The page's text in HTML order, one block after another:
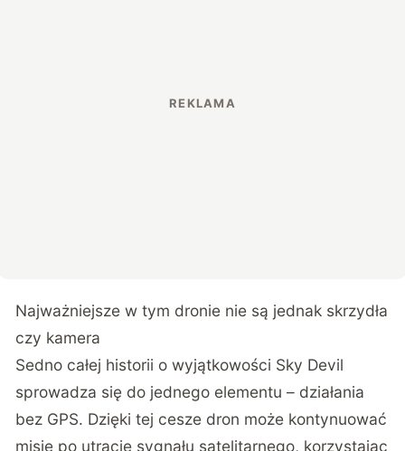
Najważniejsze w tym dronie nie są jednak skrzydła
czy kamera
Sedno całej historii o wyjątkowości Sky Devil
sprowadza się do jednego elementu – działania
bez GPS. Dzięki tej cesze dron może kontynuować
misję po utracie sygnału satelitarnego, korzystając